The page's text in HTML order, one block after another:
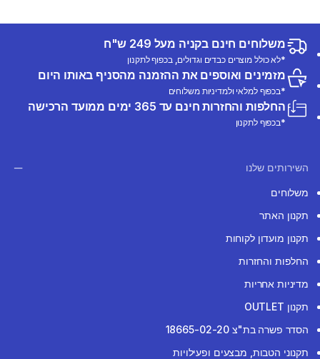
משלוחים חינם בקניה מעל 249 ש"ח
*לא כולל מוצרים כבדים וגדולים, בכפוף לתקנון
מזמינים ואוספים את ההזמנה מהסניף באותו היום
*בכפוף למלאי ולמדיניות משלוחים
החלפות והחזרות חינם עד 365 ימים ממועד הרכישה
*בכפוף לתקנון
השירותים שלנו
משלוחים
תקנון האתר
תקנון מועדון לקוחות
החלפות והחזרות
מדיניות אחריות
תקנון OUTLET
הסדר פשרה בת"צ 18665-02-20
תקנוני הטבות, מבצעים ופעילויות